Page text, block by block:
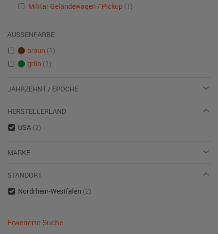
Militär Geländewagen / Pickup (1)
AUSSENFARBE
braun (1)
grün (1)
JAHRZEHNT / EPOCHE
HERSTELLERLAND
USA (2)
MARKE
STANDORT
Nordrhein-Westfalen (2)
Erweiterte Suche